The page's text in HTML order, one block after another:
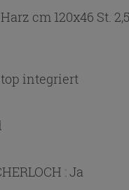
cm 120x46
integriert
:Ja